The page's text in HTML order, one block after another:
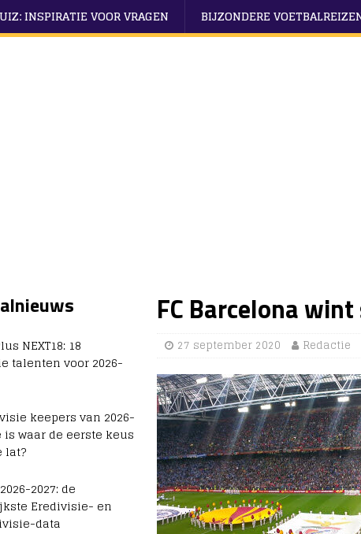
INSPIRATIE VOOR VRAGEN BIJZONDERE
FC Barcelona
27 september 2020 Redactie
NEXT18: 18
talenten voor 2026-
keepers van 2026-
is waar de eerste keus
lat?
2027: de
Eredivisie- en
data